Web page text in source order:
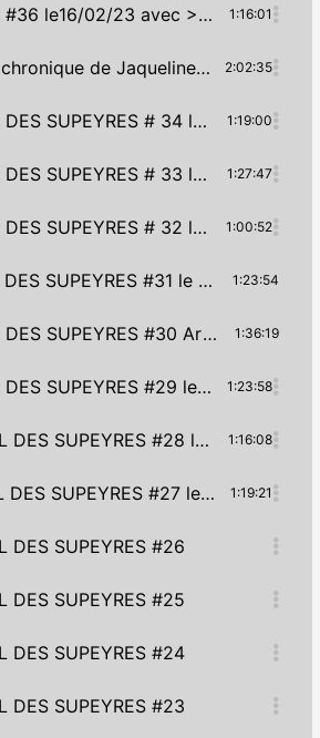
LA COL #36 le16/02/23 avec > La playlist musicale punk des 2000′ de Pierre > La balade dans la ville d’ Arlanc, Auvergne, France par Jacqueline > Christophe nous apporter la lumière sur: « La lumière dans la technologie » > Victor se dépêche de rater … sur le judo 1:16:01
Avec la chronique de Jaqueline sur le bourg d’Arlanc, la chronique de Leïla sur les violences sexuelles faites aux mineurs, la présentation des rediffusions de Nuisances par Hal, la chronique musicale Les Deux Doigts dans la Reprise par Etienne, les musiques punk de Pierre et la présentation du prochain album de Ping Pong Harmonix Orchestra avec Flo et Fourmi ! 2:02:35
LA COL DES SUPEYRES # 34 le 26/01/2023 1:19:00
LA COL DES SUPEYRES # 33 le 19/01/2023 – Avec Jacqueline sur Olliergues, Maxence sur Une Vie Démente, les doigts dans la reprise d’Etienne, les Traces dans la danse d’Ella, et des bons plans 1:27:47
LA COL DES SUPEYRES # 32 le 12/01/2023 1:00:52
LA COL DES SUPEYRES #31 le 05/01/2023 1:23:54
LA COL DES SUPEYRES #30 Artistes AOP à l’Inclusive !15/12/22 1:36:19
LA COL DES SUPEYRES #29 le 08/12/22 1:23:58
LA COL DES SUPEYRES #28 le 01/12/22 1:16:08
LA COL DES SUPEYRES #27 le 24/11/22 1:19:21
DES SUPEYRES #26
DES SUPEYRES #25
DES SUPEYRES #24
DES SUPEYRES #23